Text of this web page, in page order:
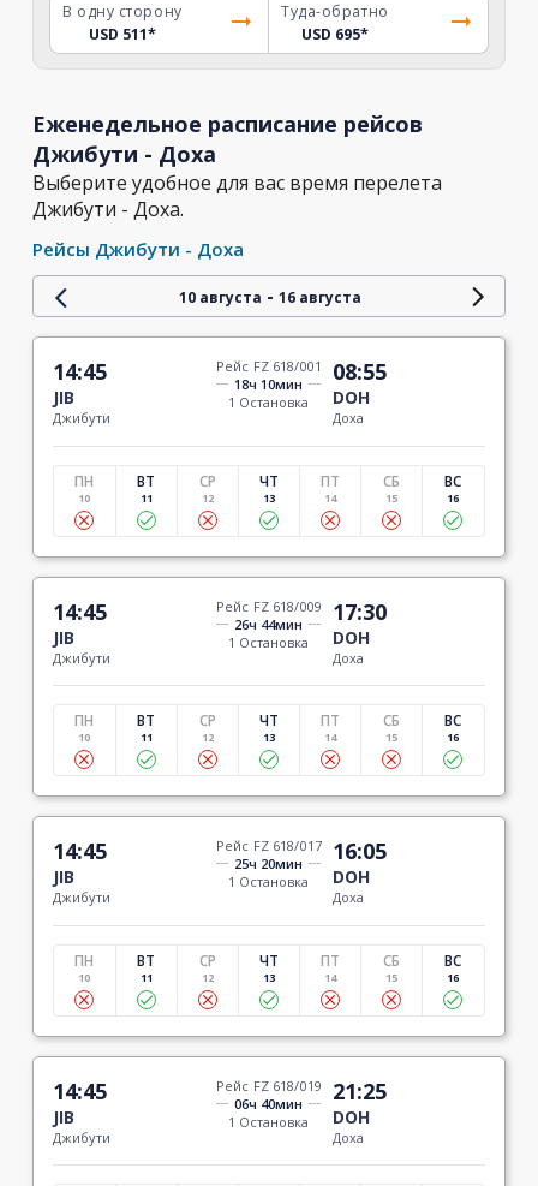
В одну сторону
USD 511*
Туда-обратно
USD 695*
Еженедельное расписание рейсов
Джибути - Доха
Выберите удобное для вас время перелета
Джибути - Доха.
Рейсы Джибути - Доха
10 августа - 16 августа
14:45
JIB
Джибути
Рейс FZ 618/001
18ч 10мин
1 Остановка
08:55
DOH
Доха
ПН
10
ВТ
11
СР
12
ЧТ
13
ПТ
14
СБ
15
ВС
16
14:45
JIB
Джибути
Рейс FZ 618/009
26ч 44мин
1 Остановка
17:30
DOH
Доха
ПН
10
ВТ
11
СР
12
ЧТ
13
ПТ
14
СБ
15
ВС
16
14:45
JIB
Джибути
Рейс FZ 618/017
25ч 20мин
1 Остановка
16:05
DOH
Доха
ПН
10
ВТ
11
СР
12
ЧТ
13
ПТ
14
СБ
15
ВС
16
14:45
JIB
Джибути
Рейс FZ 618/019
06ч 40мин
1 Остановка
21:25
DOH
Доха